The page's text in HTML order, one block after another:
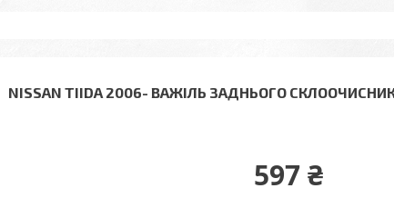
NISSAN TIIDA 2006- ВАЖІЛЬ ЗАДНЬОГО
597 ₴